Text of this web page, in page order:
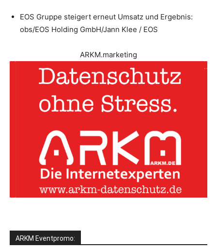
EOS Gruppe steigert erneut Umsatz und Ergebnis:
obs/EOS Holding GmbH/Jann Klee / EOS
ARKM.marketing
ARKM Eventpromo: